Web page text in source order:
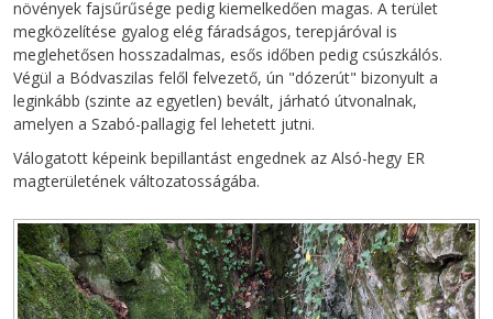
növények fajsűrűsége pedig kiemelkedően magas. A terület
megközelítése gyalog elég fáradságos, terepjáróval is
meglehetősen hosszadalmas, esős időben pedig csúszkálós.
Végül a Bódvaszilas felől felvezető, ún "dózerút" bizonyult a
leginkább (szinte az egyetlen) bevált, járható útvonalnak,
amelyen a Szabó-pallagig fel lehetett jutni.
Válogatott képeink bepillantást engednek az Alsó-hegy ER
magterületének változatosságába.